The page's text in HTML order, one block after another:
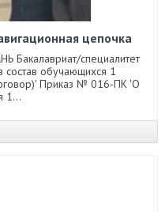
цепочка
Бакалавриат/специалитет
обучающихся 1
Приказ № 016-ПК 'О
1...